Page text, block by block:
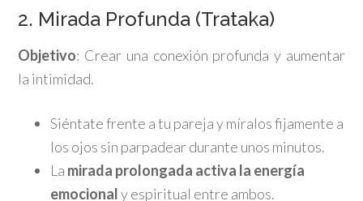
2. Mirada Profunda (Trataka)
Objetivo: Crear una conexión profunda y aumentar
la intimidad.
Siéntate frente a tu pareja y míralos fijamente a
los ojos sin parpadear durante unos minutos.
La mirada prolongada activa la energía
emocionaly espiritual entre ambos.